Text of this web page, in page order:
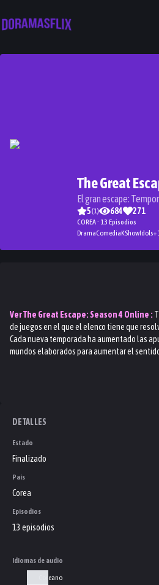
The Great
El gran escape:
5(1) 684 271
COREA · 13 Episodios
DramaComediaKShowIdols+
VerThe Great Escape: Season 4 Online :
de juegos en el que el elenco tiene que
Cada nueva temporada ha aumentado las
mundos elaborados para aumentar el
DETALLES
Estado
Finalizado
País
Corea
Episodios
13 episodios
Idiomas de audio
Coreano